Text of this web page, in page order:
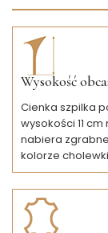
Wysokość
Cienka szpilka
wysokości 11
nabiera
kolorze cholewki